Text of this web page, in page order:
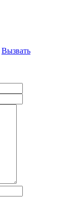
Вызвать